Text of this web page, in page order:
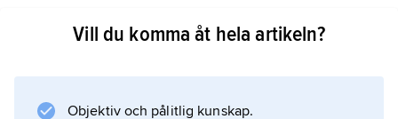
Vill du komma åt hela artikeln?
Objektiv och pålitlig kunskap.